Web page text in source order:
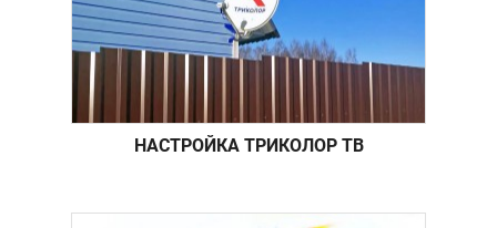
НАСТРОЙКА ТРИКОЛОР ТВ